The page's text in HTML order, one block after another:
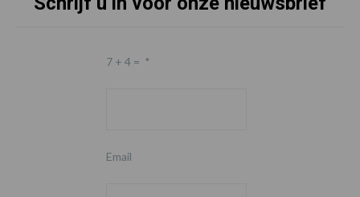
7 + 4 = *
Email